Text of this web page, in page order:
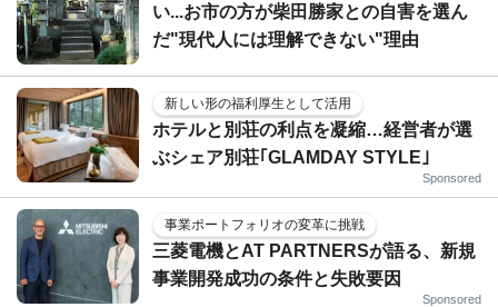
い...お市の方が柴田勝家との自害を選ん
だ"現代人には理解できない"理由
新しい形の福利厚生として活用
ホテルと別荘の利点を凝縮…経営者が選
ぶシェア別荘｢GLAMDAY STYLE｣
Sponsored
事業ポートフォリオの変革に挑戦
三菱電機とAT PARTNERSが語る、新規
事業開発成功の条件と失敗要因
Sponsored